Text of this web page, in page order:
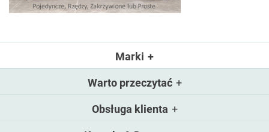
Marki
Warto przeczytać
Obsługa klienta